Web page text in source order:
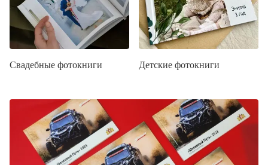
Свадебные фотокниги Детские фотокниги